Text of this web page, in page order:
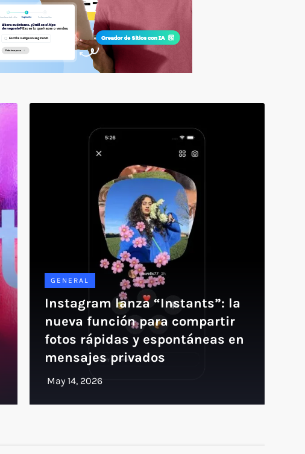
GENERAL
Instagram lanza “Instants”: la
nueva función para compartir
fotos rápidas y espontáneas en
mensajes privados